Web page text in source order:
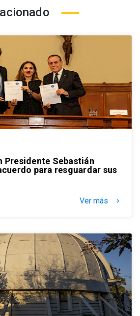
Presidente Sebastián
para resguardar sus
Ver más keyboard_arrow_right